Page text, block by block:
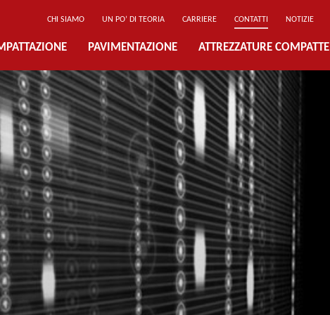
CHI SIAMO UN PO’ DI TEORIA CARRIERE CONTATTI NOTIZIE
PAVIMENTAZIONE ATTREZZATURE COMPATTE